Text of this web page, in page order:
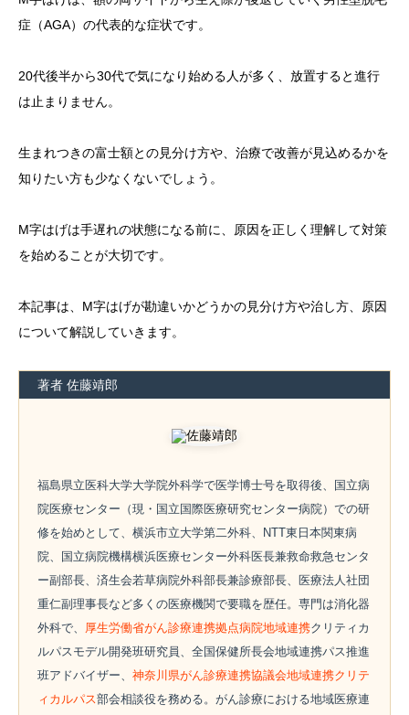
症（AGA）の代表的な症状です。
20代後半から30代で気になり始める人が多く、放置すると進行
は止まりません。
生まれつきの富士額との見分け方や、治療で改善が見込めるかを
知りたい方も少なくないでしょう。
M字はげは手遅れの状態になる前に、原因を正しく理解して対策
を始めることが大切です。
本記事は、M字はげが勘違いかどうかの見分け方や治し方、原因
について解説していきます。
著者 佐藤靖郎
福島県立医科大学大学院外科学で医学博士号を取得後、国立病
院医療センター（現・国立国際医療研究センター病院）での研
修を始めとして、横浜市立大学第二外科、NTT東日本関東病
院、国立病院機構横浜医療センター外科医長兼救命救急センタ
ー副部長、済生会若草病院外科部長兼診療部長、医療法人社団
重仁副理事長など多くの医療機関で要職を歴任。専門は消化器
外科で、 厚生労働省がん診療連携拠点病院地域連携クリティカ
ルパスモデル開発班研究員、全国保健所長会地域連携パス推進
班アドバイザー、 神奈川県がん診療連携協議会地域連携クリテ
ィカルパス部会相談役を務める。がん診療における地域医療連